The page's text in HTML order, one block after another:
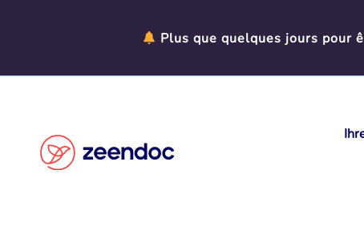
Plus que quelques jours pour